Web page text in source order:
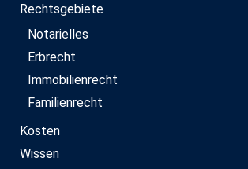
Rechtsgebiete
Notarielles
Erbrecht
Immobilienrecht
Familienrecht
Kosten
Wissen